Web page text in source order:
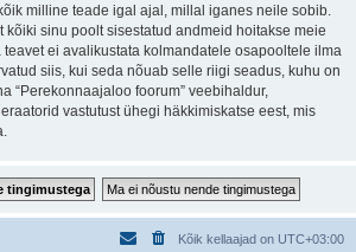
milline teade igal ajal, millal iganes neile sobib.
kõiki sinu poolt sisestatud andmeid hoitakse meie
ei avalikustata kolmandatele osapooltele ilma
siis, kui seda nõuab selle riigi seadus, kuhu on
“Perekonnaajaloo foorum” veebihaldur,
vastutust ühegi häkkimiskatse eest, mis
Kõik kellaajad on UTC+03:00